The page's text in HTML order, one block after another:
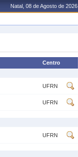
Natal, 08 de Agosto de 2026
Centro
UFRN
UFRN
UFRN